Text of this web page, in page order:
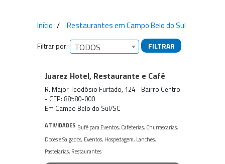
Início Restaurantes em Campo Belo do Sul
Filtrar por: TODOS FILTRAR
Empresas encontradas
Juarez Hotel, Restaurante e Café
R. Major Teodósio Furtado, 124 - Bairro Centro
- CEP: 88580-000
Em Campo Belo do Sul/SC
ATIVIDADES Bufê para Eventos, Cafeterias, Churrascarias,
Doces e Salgados, Eventos, Hospedagem, Lanches,
Pastelarias, Restaurantes